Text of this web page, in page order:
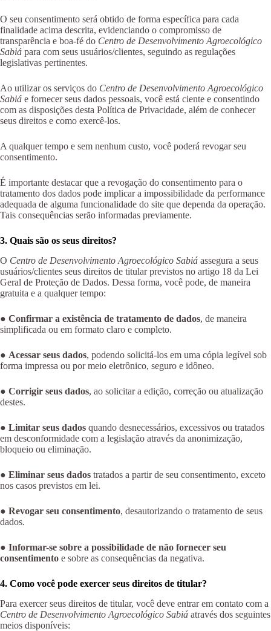
O seu consentimento será obtido de forma específica para cada
finalidade acima descrita, evidenciando o compromisso de
transparência e boa-fé do Centro de Desenvolvimento Agroecológico
Sabiá para com seus usuários/clientes, seguindo as regulações
legislativas pertinentes.
Ao utilizar os serviços do Centro de Desenvolvimento Agroecológico
Sabiá e fornecer seus dados pessoais, você está ciente e consentindo
com as disposições desta Política de Privacidade, além de conhecer
seus direitos e como exercê-los.
A qualquer tempo e sem nenhum custo, você poderá revogar seu
consentimento.
É importante destacar que a revogação do consentimento para o
tratamento dos dados pode implicar a impossibilidade da performance
adequada de alguma funcionalidade do site que dependa da operação.
Tais consequências serão informadas previamente.
3. Quais são os seus direitos?
O Centro de Desenvolvimento Agroecológico Sabiá assegura a seus
usuários/clientes seus direitos de titular previstos no artigo 18 da Lei
Geral de Proteção de Dados. Dessa forma, você pode, de maneira
gratuita e a qualquer tempo:
● Confirmar a existência de tratamento de dados, de maneira
simplificada ou em formato claro e completo.
● Acessar seus dados, podendo solicitá-los em uma cópia legível sob
forma impressa ou por meio eletrônico, seguro e idôneo.
● Corrigir seus dados, ao solicitar a edição, correção ou atualização
destes.
● Limitar seus dados quando desnecessários, excessivos ou tratados
em desconformidade com a legislação através da anonimização,
bloqueio ou eliminação.
● Eliminar seus dados tratados a partir de seu consentimento, exceto
nos casos previstos em lei.
● Revogar seu consentimento, desautorizando o tratamento de seus
dados.
● Informar-se sobre a possibilidade de não fornecer seu
consentimento e sobre as consequências da negativa.
4. Como você pode exercer seus direitos de titular?
Para exercer seus direitos de titular, você deve entrar em contato com a
Centro de Desenvolvimento Agroecológico Sabiá através dos seguintes
meios disponíveis: